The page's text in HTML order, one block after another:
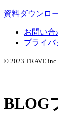
資料ダウンロ
お問い合
プライバ
© 2023 TRAVE
BLOG